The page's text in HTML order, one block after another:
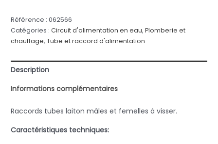
Référence : 062566
Catégories : Circuit d'alimentation en eau, Plomberie et
chauffage, Tube et raccord d'alimentation
Description
Informations complémentaires
Raccords tubes laiton mâles et femelles à visser.
Caractéristiques techniques: